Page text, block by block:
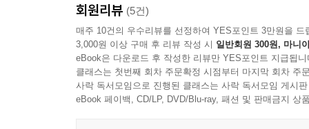
들을 복사하며 기쁜 듯 소리쳤다. (…) 미리암은 자
자리에 와 있다고 느껴질 때까지 오른쪽으로 움
들이 사라지자 나는 선로를 바라본다. 적어도 여
엔 옹벽이 있다. 옹벽은 그리 높지 않지만, 그 뒤
군데를 찾아낸다. 저기가 미리암이 웅크리고 있었
--- 「18장 〈상패〉」 중에서
알았다.”(20쪽) “사람들 사이의 관계는 상대방
불신이 사회적 존재의 토대가 되었다.”(54쪽)
『슈타지랜드』는 그 숨 막히는 감시 사회의 메커
책 속에는 독재 사회의 광풍에 휩쓸려 인생의
등장한다. 열여섯 나이에 ‘국가의 적’으로 낙인
분단된 나라에서 살아갔던 피해자들과 가해자들
- 〈인디펜던트〉
저자는 충실한 조사와 개인화된 서술을 바탕으
눈으로 개인적 서술들을 끌어내는 데 성공한다.
회원리뷰 (5건)
매주 10건의 우수리뷰를 선정하여 YES포인트 3만원을 드
3,000원 이상 구매 후 리뷰 작성 시 일반회원 300원, 마니
eBook은 다운로드 후 작성한 리뷰만 YES포인트 지급됩니
클래스는 첫번째 회차 주문확정 시점부터 마지막 회차 주
사락 독서모임으로 진행된 클래스는 사락 독서모임 게시
eBook 페이백, CD/LP, DVD/Blu-ray, 패션 및 판매금지 상